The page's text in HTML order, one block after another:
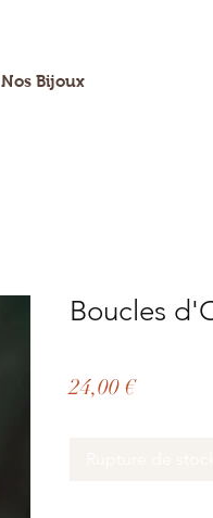
Nos Bijoux
Boucles
24,00 €Prix